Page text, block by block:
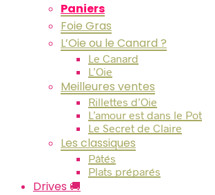
Paniers
Foie Gras
L’Oie ou le Canard ?
Le Canard
L’Oie
Meilleures ventes
Rillettes d’Oie
L’amour est dans le Pot
Le Secret de Claire
Les classiques
Pâtés
Plats préparés
Drives 🚚